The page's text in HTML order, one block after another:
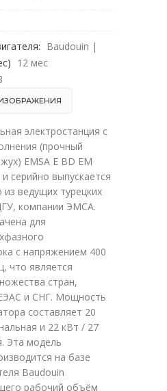
Baudouin |
12 мес
электростанция с
(прочный
EMSA E BD EM
серийно выпускается
из ведущих турецких
компании ЭМСА.
для
с напряжением 400
что является
стран,
и СНГ. Мощность
составляет 20
и 22 кВт / 27
Эта модель
на базе
Baudouin
рабочий объём